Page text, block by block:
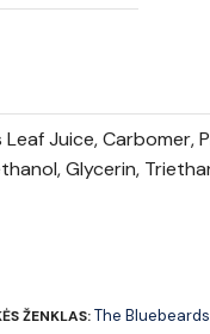
Juice, Carbomer,
Glycerin,
ŽENKLAS:The